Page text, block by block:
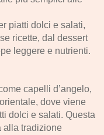
piatti dolci e salati,
ricette, dal dessert
leggere e nutrienti.
capelli d’angelo,
dove viene
dolci e salati. Questa
alla tradizione